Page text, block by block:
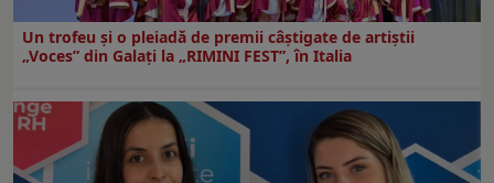
Un trofeu şi o pleiadă de premii câştigate de artiştii
„Voces” din Galaţi la „RIMINI FEST”, în Italia